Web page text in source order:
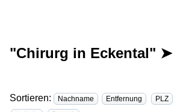
"Chirurg in Eckental"
Sortieren: Nachname Entfernung PLZ